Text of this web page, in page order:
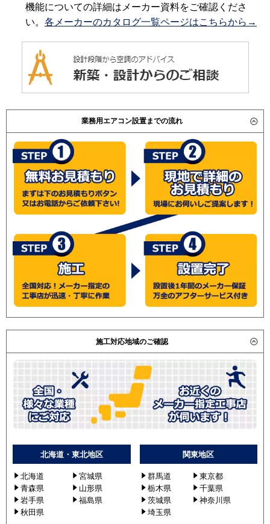
機能についての詳細はメーカー資料をご確認くださ
い。 各メーカーのカタログ一覧ページはこちらから→
業務用エアコン設置までの流れ
施工対応地域のご確認
北海道・東北地区
北海道
宮城県
青森県
山形県
岩手県
福島県
秋田県
関東地区
群馬道
東京都
栃木県
千葉県
茨城県
神奈川県
埼玉県